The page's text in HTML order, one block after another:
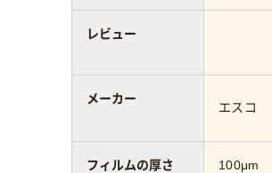
エスコ
100μm
レビュー
メーカー
フィルムの厚さ